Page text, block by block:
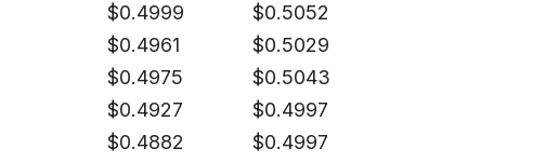
$0.4999 $0.5052
$0.4961 $0.5029
$0.4975 $0.5043
$0.4927 $0.4997
$0.4882 $0.4997